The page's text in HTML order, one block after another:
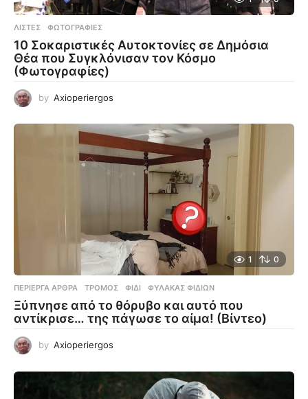
ΛΊΣΤΕΣ ,ΦΩΤΟΓΡΑΦΊΕΣ
10 Σοκαριστικές Αυτοκτονίες σε Δημόσια
Θέα που Συγκλόνισαν τον Κόσμο
(Φωτογραφίες)
by Axioperiergos
1 0
ΠΕΡΊΕΡΓΑ ΆΡΘΡΑ ΤΡΌΜΟΣ ,ΦΊΔΙ ,ΦΎΛΑΚΑΣ ΦΙΔΙΏΝ
Ξύπνησε από το θόρυβο και αυτό που
αντίκρισε… της πάγωσε το αίμα! (Βίντεο)
by Axioperiergos